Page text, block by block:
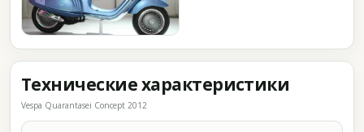
Технические характеристики
Vespa Quarantasei Concept 2012